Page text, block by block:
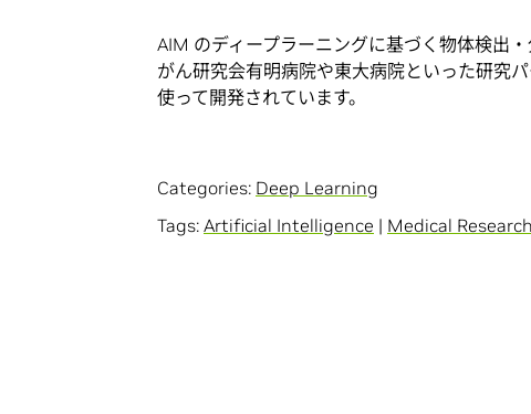
AIM のディープラーニングに基づく物体検出
がん研究会有明病院や東大病院といった研究
使って開発されています。
Categories: Deep Learning
Tags: Artificial Intelligence | Medical